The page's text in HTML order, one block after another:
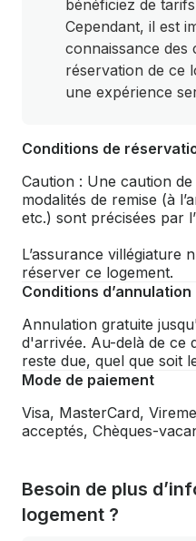
bénéficiez de
Cependant, il est
connaissance des
réservation de ce
une expérience
Conditions de
Caution : Une caution
modalités de remise (à
etc.) sont précisées par
L’assurance villégiature
réserver ce logement.
Conditions d’annulation
Annulation gratuite
d'arrivée. Au-delà de ce
reste due, quel que soit
Mode de paiement
Visa, MasterCard,
acceptés, Chèques-
Besoin de plus
logement ?